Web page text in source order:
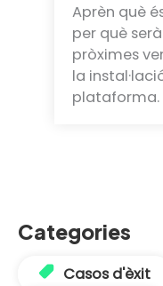
Aprèn què
per què
pròximes
la
plataforma.
Categories
Casos d'èxit